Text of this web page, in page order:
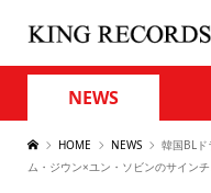
NEWS
HOME NEWS
韓国BLド
ム・ジウン×ユン・ソビンのサイン